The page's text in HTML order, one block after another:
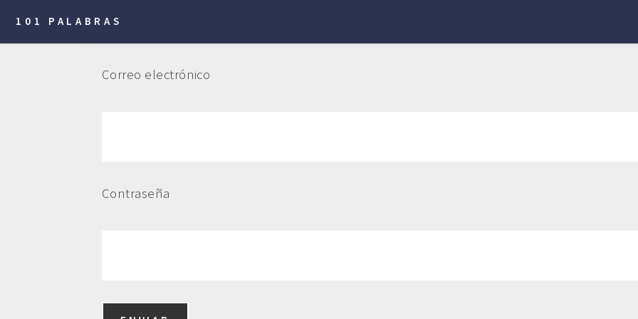
101 PALABRAS
Correo electrónico
Contraseña